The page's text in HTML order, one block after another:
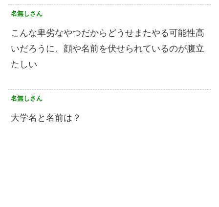
名無しさん
こんな卑劣なやつだからどうせまたやる可能性高
いだろうに、顔や名前を伏せられているのが腹立
たしい
名無しさん
大学名と名前は？